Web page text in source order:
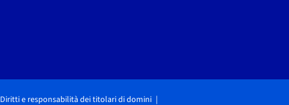
Diritti e responsabilità dei titolari di domini